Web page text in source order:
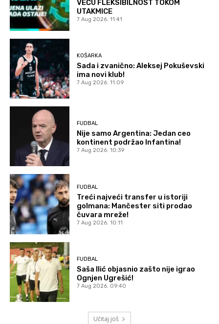
VEĆU FLEKSIBILNOST TOKOM
UTAKMICE
7 Aug 2026. 11:41
KOŠARKA
Sada i zvanično: Aleksej Pokuševski
ima novi klub!
7 Aug 2026. 11:09
FUDBAL
Nije samo Argentina: Jedan ceo
kontinent podržao Infantina!
7 Aug 2026. 10:39
FUDBAL
Treći najveći transfer u istoriji
golmana: Mančester siti prodao
čuvara mreže!
7 Aug 2026. 10:11
FUDBAL
Saša Ilić objasnio zašto nije igrao
Ognjen Ugrešić!
7 Aug 2026. 09:40
Učitaj još